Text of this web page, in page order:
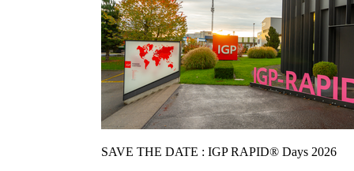
SAVE THE DATE : IGP RAPID® Days 2026